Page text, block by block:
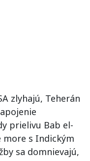
zlyhajú, Teherán
prielivu Bab el-
more s Indickým
sa domnievajú,